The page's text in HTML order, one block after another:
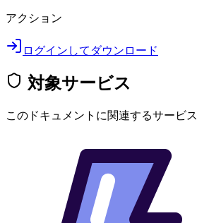
アクション
ログインしてダウンロード
対象サービス
このドキュメントに関連するサービス